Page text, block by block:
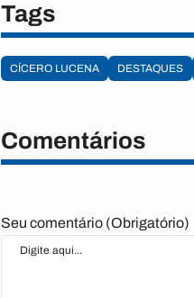
Tags
CÍCERO LUCENA DESTAQUES
Comentários
Seu comentário (Obrigatório)